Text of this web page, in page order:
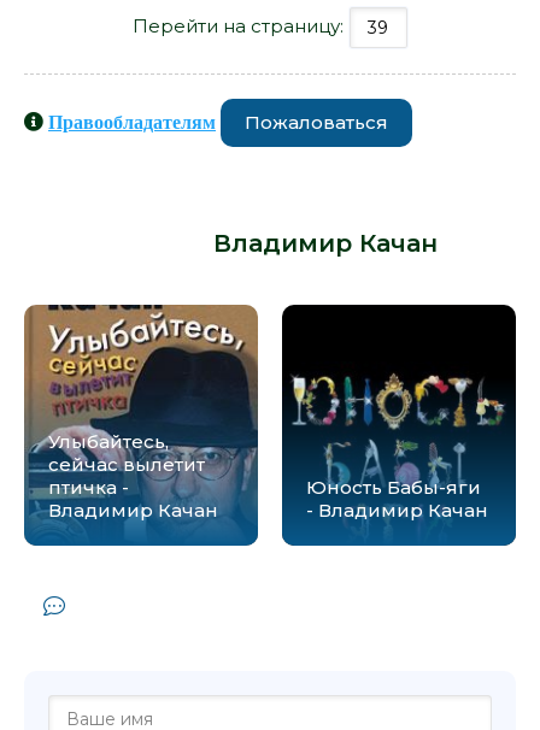
Перейти на страницу:
Правообладателям Пожаловаться
Владимир Качан
Улыбайтесь,
сейчас вылетит
птичка -
Владимир Качан
Юность Бабы-яги
- Владимир Качан